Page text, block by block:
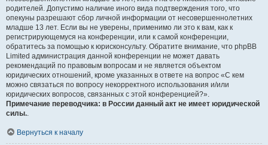
родителей. Допустимо наличие иного вида подтверждения того, что
опекуны разрешают сбор личной информации от несовершеннолетних
младше 13 лет. Если вы не уверены, применимо ли это к вам, как к
регистрирующемуся на конференции, или к самой конференции,
обратитесь за помощью к юрисконсульту. Обратите внимание, что phpBB
Limited администрация данной конференции не может давать
рекомендаций по правовым вопросам и не является объектом
юридических отношений, кроме указанных в ответе на вопрос «С кем
можно связаться по вопросу некорректного использования и/или
юридических вопросов, связанных с этой конференцией?».
Примечание переводчика: в России данный акт не имеет юридической
силы..
Вернуться к началу